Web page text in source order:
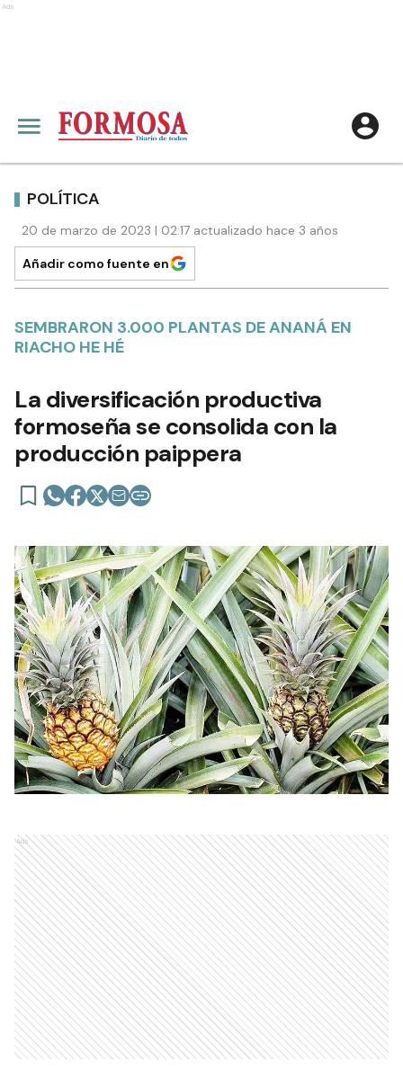
Ads
POLÍTICA
20 de marzo de 2023 | 02:17 actualizado hace 3 años
Añadir como fuente en
SEMBRARON 3.000 PLANTAS DE ANANÁ EN
RIACHO HE HÉ
La diversificación productiva
formoseña se consolida con la
producción paippera
Ads